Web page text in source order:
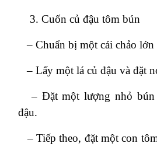
Cuốn củ đậu tôm bún
– Chuẩn bị một cái chảo lớn
– Lấy một lá củ đậu và đặt
– Đặt một lượng nhỏ bún
đậu.
– Tiếp theo, đặt một con